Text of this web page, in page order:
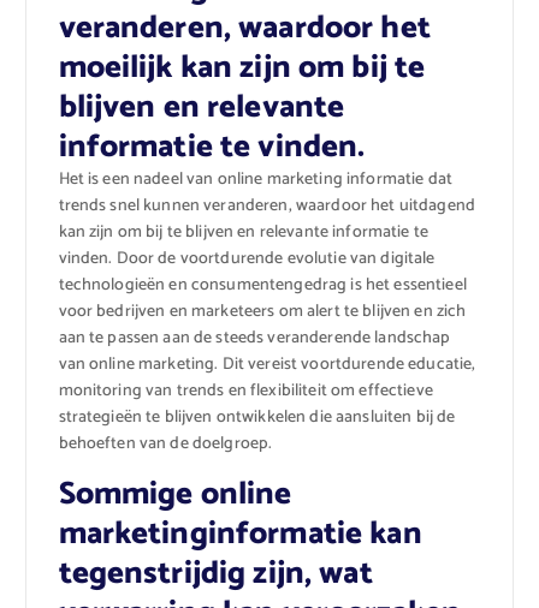
veranderen, waardoor het
moeilijk kan zijn om bij te
blijven en relevante
informatie te vinden.
Het is een nadeel van online marketing informatie dat
trends snel kunnen veranderen, waardoor het uitdagend
kan zijn om bij te blijven en relevante informatie te
vinden. Door de voortdurende evolutie van digitale
technologieën en consumentengedrag is het essentieel
voor bedrijven en marketeers om alert te blijven en zich
aan te passen aan de steeds veranderende landschap
van online marketing. Dit vereist voortdurende educatie,
monitoring van trends en flexibiliteit om effectieve
strategieën te blijven ontwikkelen die aansluiten bij de
behoeften van de doelgroep.
Sommige online
marketinginformatie kan
tegenstrijdig zijn, wat